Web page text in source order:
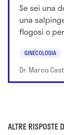
Se sei una
una
flogosi o
GINECOLOGIA
Dr. Marco
ALTRE RISPOSTE